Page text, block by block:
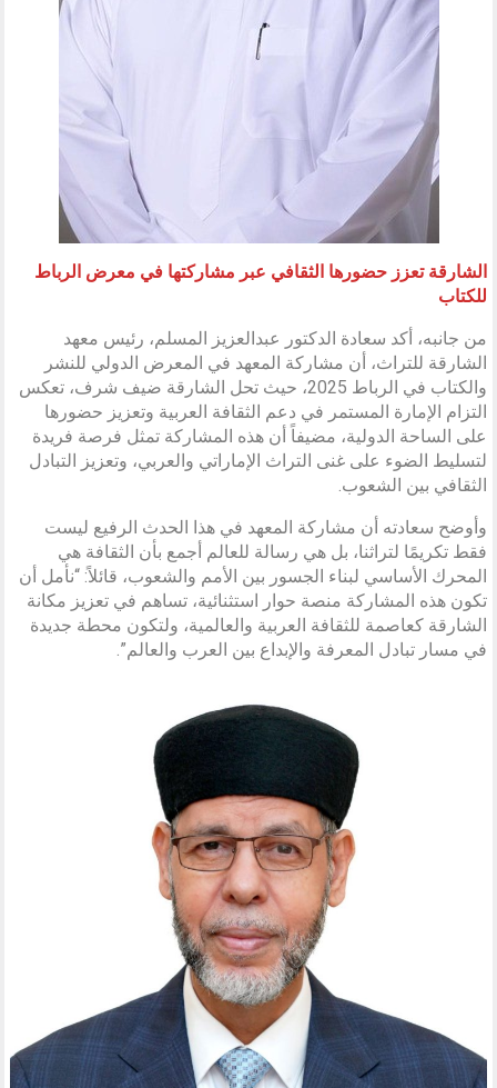
الشارقة تعزز حضورها الثقافي عبر مشاركتها في معرض الرباط
للكتاب
من جانبه، أكد سعادة الدكتور عبدالعزيز المسلم، رئيس معهد
الشارقة للتراث، أن مشاركة المعهد في المعرض الدولي للنشر
والكتاب في الرباط 2025، حيث تحل الشارقة ضيف شرف، تعكس
التزام الإمارة المستمر في دعم الثقافة العربية وتعزيز حضورها
على الساحة الدولية، مضيفاً أن هذه المشاركة تمثل فرصة فريدة
لتسليط الضوء على غنى التراث الإماراتي والعربي، وتعزيز التبادل
الثقافي بين الشعوب.
وأوضح سعادته أن مشاركة المعهد في هذا الحدث الرفيع ليست
فقط تكريمًا لتراثنا، بل هي رسالة للعالم أجمع بأن الثقافة هي
المحرك الأساسي لبناء الجسور بين الأمم والشعوب، قائلاً: “نأمل أن
تكون هذه المشاركة منصة حوار استثنائية، تساهم في تعزيز مكانة
الشارقة كعاصمة للثقافة العربية والعالمية، ولتكون محطة جديدة
في مسار تبادل المعرفة والإبداع بين العرب والعالم”.